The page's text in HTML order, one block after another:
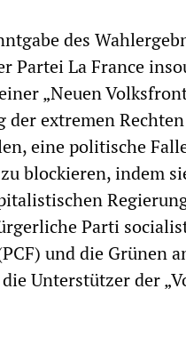
des
Partei La France
„Neuen
extremen
eine politische
blockieren, indem
Parti
und die Grünen
Unterstützer der